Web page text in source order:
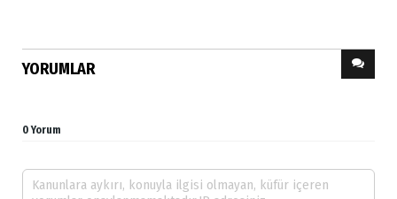
YORUMLAR
0 Yorum